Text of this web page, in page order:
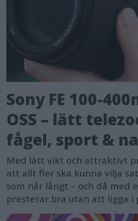
noteringsnivån vad gäller
utrustningsprodukter
bildbehandling.
Mathew Faulkner, EMEA
Marketing and
Format Printing Group
Europe: ”Med lanseringen
imagePROGRAF GP-
behoven på marknaden
förstklassiga affischer.
behåller
utskriftskvalitet och
Sony FE 100-
OSS – lätt
fågel, sport &
Med lätt vikt och attraktivt
att allt fler ska kunna vilja
som når långt – och då med
presterar bra utan att ligga i